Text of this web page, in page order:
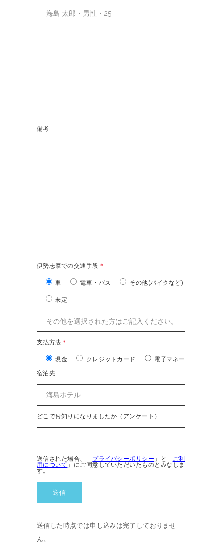
備考
伊勢志摩での交通手段 ＊
車
電車・バス
その他(バイクなど)
未定
支払方法 ＊
現金
クレジットカード
電子マネー
宿泊先
どこでお知りになりましたか（アンケート）
送信された場合、「プライバシーポリシー 」と「ご利
用について 」にご同意していただいたものとみなしま
す。
送信した時点では申し込みは完了しておりませ
ん。